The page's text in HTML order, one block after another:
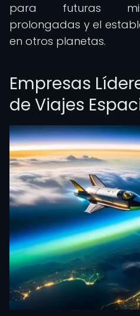
para futuras
prolongadas y el
en otros planetas.
Empresas
de Viajes